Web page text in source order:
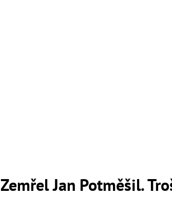
Zemřel Jan Potměšil.